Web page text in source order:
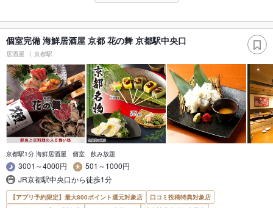
個室完備 海鮮居酒屋 京都 花の舞 京都駅中央口
居酒屋 京都駅
京都駅1分 海鮮居酒屋 個室 飲み放題
3001～4000円
501～1000円
JR京都駅中央口から徒歩1分
【アプリ予約限定】最大800ポイント還元対象店
口コミ投稿特典対象店